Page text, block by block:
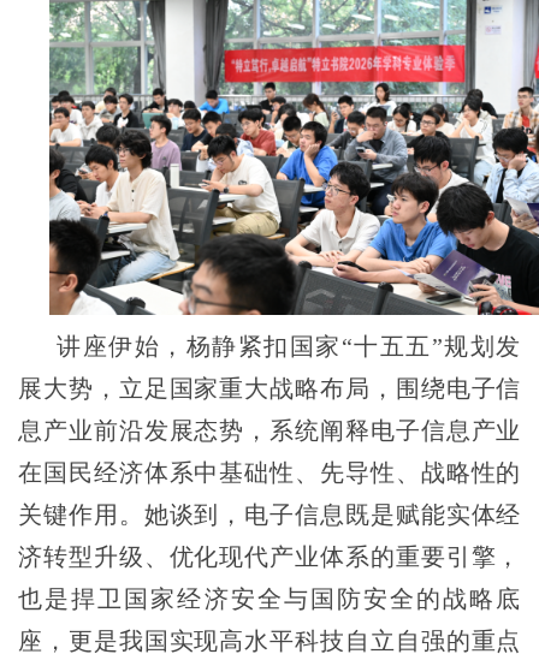
讲座伊始，杨静紧扣国家“十五五”规划发
展大势，立足国家重大战略布局，围绕电子信
息产业前沿发展态势，系统阐释电子信息产业
在国民经济体系中基础性、先导性、战略性的
关键作用。她谈到，电子信息既是赋能实体经
济转型升级、优化现代产业体系的重要引擎，
也是捍卫国家经济安全与国防安全的战略底
座，更是我国实现高水平科技自立自强的重点